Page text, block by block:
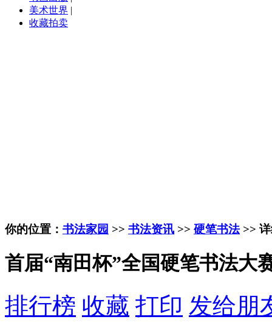
美术世界 |
收藏拍卖
你的位置： 书法家园 >> 书法资讯 >> 硬笔书法>>
首届“南田杯”全国硬笔书法大
排行榜 收藏 打印 发给朋